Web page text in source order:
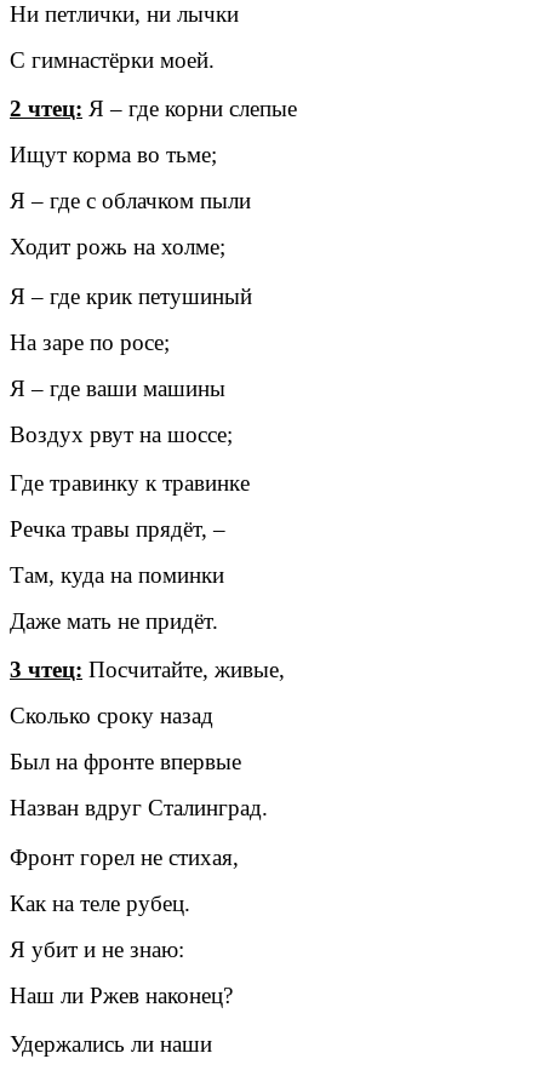
Ни петлички, ни лычки
С гимнастёрки моей.
2 чтец: Я – где корни слепые
Ищут корма во тьме;
Я – где с облачком пыли
Ходит рожь на холме;
Я – где крик петушиный
На заре по росе;
Я – где ваши машины
Воздух рвут на шоссе;
Где травинку к травинке
Речка травы прядёт, –
Там, куда на поминки
Даже мать не придёт.
3 чтец: Посчитайте, живые,
Сколько сроку назад
Был на фронте впервые
Назван вдруг Сталинград.
Фронт горел не стихая,
Как на теле рубец.
Я убит и не знаю:
Наш ли Ржев наконец?
Удержались ли наши